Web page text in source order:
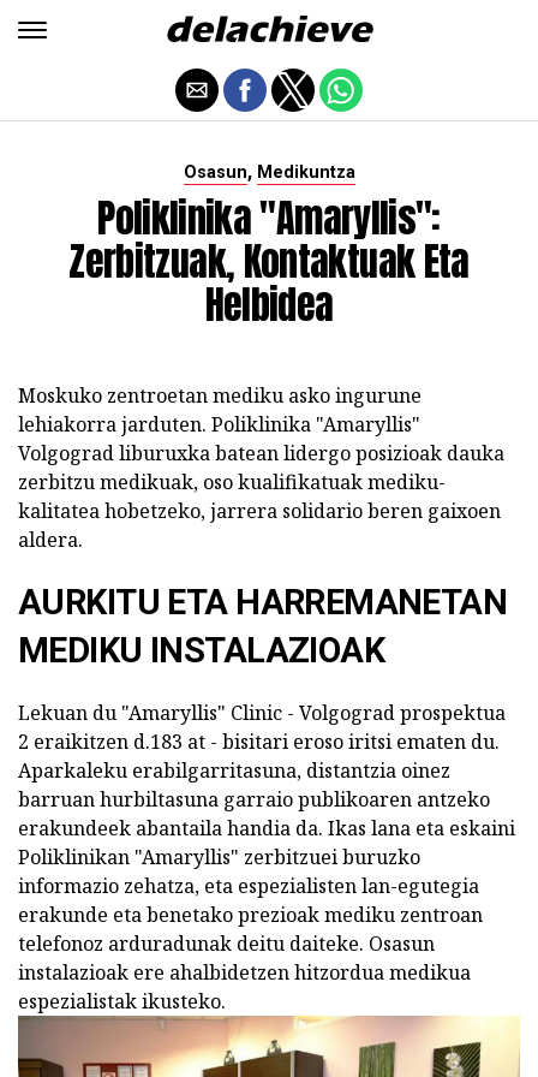
Osasun, Medikuntza
Poliklinika "Amaryllis":
Zerbitzuak, Kontaktuak Eta
Helbidea
Moskuko zentroetan mediku asko ingurune
lehiakorra jarduten. Poliklinika "Amaryllis"
Volgograd liburuxka batean lidergo posizioak dauka
zerbitzu medikuak, oso kualifikatuak mediku-
kalitatea hobetzeko, jarrera solidario beren gaixoen
aldera.
AURKITU ETA HARREMANETAN
MEDIKU INSTALAZIOAK
Lekuan du "Amaryllis" Clinic - Volgograd prospektua
2 eraikitzen d.183 at - bisitari eroso iritsi ematen du.
Aparkaleku erabilgarritasuna, distantzia oinez
barruan hurbiltasuna garraio publikoaren antzeko
erakundeek abantaila handia da. Ikas lana eta eskaini
Poliklinikan "Amaryllis" zerbitzuei buruzko
informazio zehatza, eta espezialisten lan-egutegia
erakunde eta benetako prezioak mediku zentroan
telefonoz arduradunak deitu daiteke. Osasun
instalazioak ere ahalbidetzen hitzordua medikua
espezialistak ikusteko.